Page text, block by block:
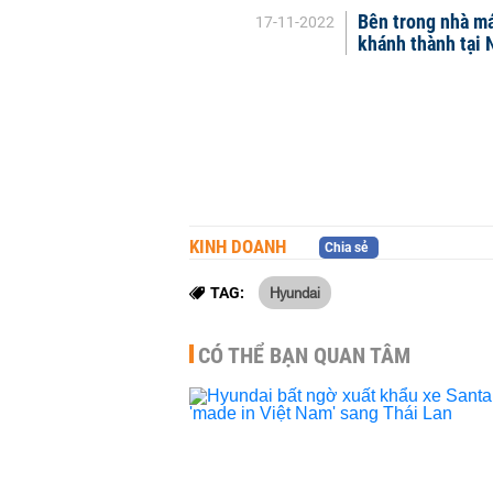
17-11-2022
Bên trong nhà
khánh thành tại
KINH DOANH Chia sẻ
TAG: Hyundai
CÓ THỂ BẠN QUAN TÂM